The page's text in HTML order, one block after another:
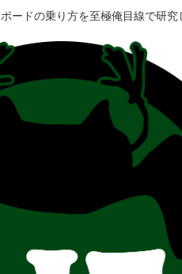
ードの乗り方を至極俺目線で研究